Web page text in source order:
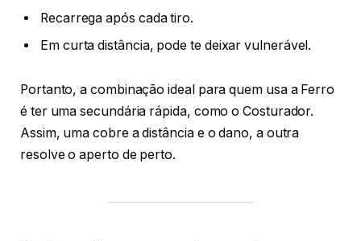
Recarrega após cada tiro.
Em curta distância, pode te deixar vulnerável.
Portanto, a combinação ideal para quem usa a Ferro
é ter uma secundária rápida, como o Costurador.
Assim, uma cobre a distância e o dano, a outra
resolve o aperto de perto.